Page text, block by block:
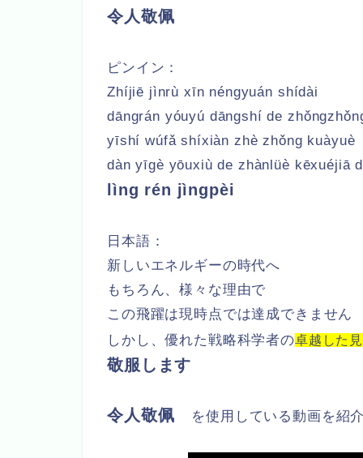
令人敬佩
ピンイン：
Zhíjiē jìnrù xīn néngyuán shídài
dāngrán yóuyú dāngshí de
yīshí wúfǎ shíxiàn zhè zhǒng kuàyuè
dàn yīgè yōuxiù de zhànlüè kēxuéjiā
lìng rén jìngpèi
日本語：
新しいエネルギーの時代へ
もちろん、様々な理由で
この飛躍は現時点では達成できません
しかし、優れた戦略科学者の卓越した
敬服します
令人敬佩 を使用している動画を紹